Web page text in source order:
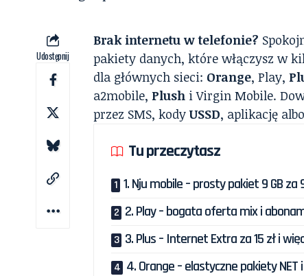
Udostępnij
Brak internetu w telefonie?
pakiety danych, które włączysz w
dla głównych sieci: Orange, Play,
a2mobile,Plush i Virgin Mobile.
przez SMS, kodyUSSD, aplikację
Tu przeczytasz
1. Nju mobile – prosty pakiet 9 GB za
2. Play – bogata oferta mix i
3. Plus – Internet Extra za 15 zł i
4. Orange – elastyczne pakiety NET